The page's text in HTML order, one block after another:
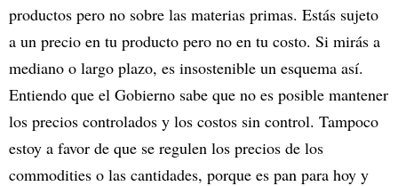
productos pero no sobre las materias primas. Estás sujeto
a un precio en tu producto pero no en tu costo. Si mirás a
mediano o largo plazo, es insostenible un esquema así.
Entiendo que el Gobierno sabe que no es posible mantener
los precios controlados y los costos sin control. Tampoco
estoy a favor de que se regulen los precios de los
commodities o las cantidades, porque es pan para hoy y